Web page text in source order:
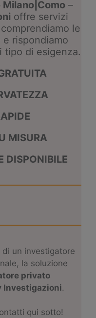
–
offre servizi
le
rispondiamo
tipo di esigenza.
MISURA
DISPONIBILE
un investigatore
la soluzione
privato
Investigazioni.
qui sotto!